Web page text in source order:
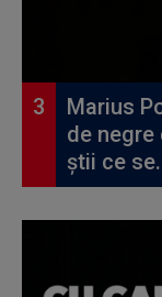
Marius
de negre
știi ce